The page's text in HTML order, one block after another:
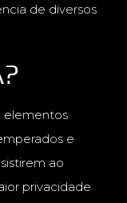
de diversos
elementos
e
ao
privacidade